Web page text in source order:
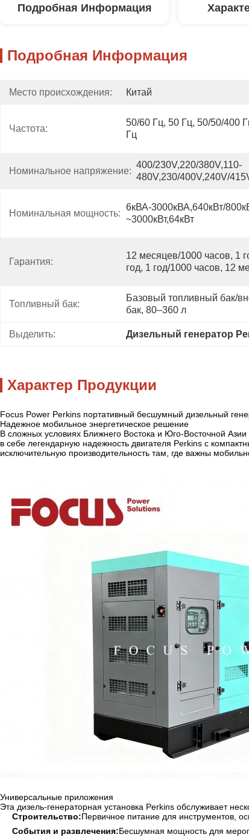
Подробная Информация
Подробная Информация
Место происхождения: Китай
Частота:
50/60 Гц, 50 Гц, 50/50/400
Гц
Номинальное напряжение:
400/230V,220/380V,110-
480V,230/400V,240V/
Номинальная мощность:
6кВА-3000кВА,640кВт/
~3000кВт,64кВт
Гарантия:
12 месяцев/1000 часов, 1
год, 1 год/1000 часов, 12
Топливный бак:
Базовый топливный бак/
бак, 80–360 л
Выделить: Дизельный генератор
Характер Продукции
Focus Power Perkins портативный бесшумный дизельный
Надежное мобильное энергетическое решение
В сложных условиях Ближнего Востока и Юго-Восточной
в себе легендарную надежность двигателя Perkins с
исключительную производительность там, где важны
Универсальные приложения
Эта дизель-генераторная установка Perkins обслуживает
Строительство:Первичное питание для инструментов,
События и развлечения:Бесшумная мощность для